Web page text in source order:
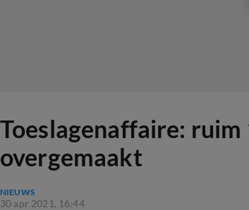
Toeslagenaffaire:
overgemaakt
NIEUWS
30 apr 2021, 16:44